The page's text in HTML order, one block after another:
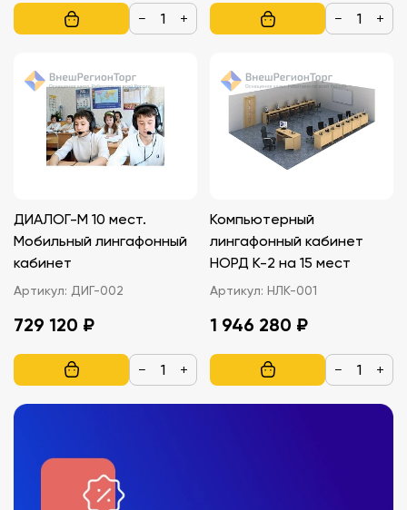
− + − +
ДИАЛОГ-М 10 мест.
Мобильный лингафонный
кабинет
Артикул: ДИГ-002
729 120 ₽
− +
Компьютерный
лингафонный кабинет
НОРД К-2 на 15 мест
Артикул: НЛК-001
1 946 280 ₽
− +